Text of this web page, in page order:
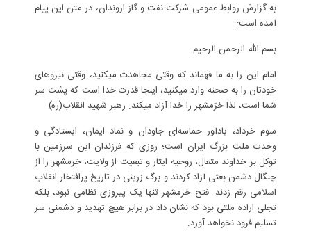
به گزارش روابط عمومی شرکت نفت و گاز اروندان، در متن این پیام
آمده است:
بسم الله الرحمن الرحیم
امام این را به ما فهماند که وقتی مجاهدت میکنید، وقتی نیروهای
خودتان را به صحنه وارد میکنید، اینجا قدرت خدا است که ‌پشت سر
شما است، لذا خرّمشهر را خدا آزاد میکند. رهبر شهید انقلاب(ره)
سوم خرداد، یادآور حماسه‌ای جاودان و نماد ایمان، ایستادگی و
وحدت ملت بزرگ ایران است؛ روزی که فرزندان این سرزمین با
توکل بر خداوند متعال، روحیه ایثار و تبعیت از ولایت، خرمشهر را از
چنگال دشمن بعثی آزاد کردند و برگ زرینی در تاریخ پرافتخار انقلاب
اسلامی رقم زدند. فتح خرمشهر تنها یک پیروزی نظامی نبود، بلکه
تجلی اراده ملتی بود که نشان داد در برابر هیچ تهدید و دشمنی سر
تسلیم فرود نخواهد آورد.